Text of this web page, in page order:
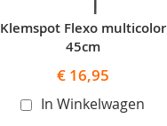
Klemspot Flexo multicolor
45cm
€ 16,95
In Winkelwagen